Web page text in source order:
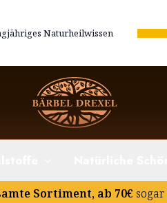
Naturheilwissen
Sortiment, ab 70€ sogar